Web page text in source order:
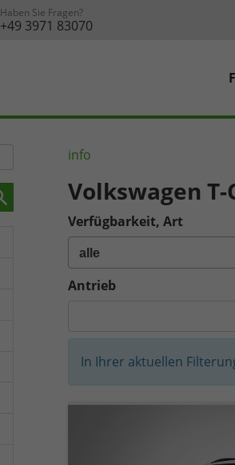
Haben Sie Fragen?
+49 3971 83070
info
Volkswagen T-
Verfügbarkeit, Art
Antrieb
In Ihrer aktuellen